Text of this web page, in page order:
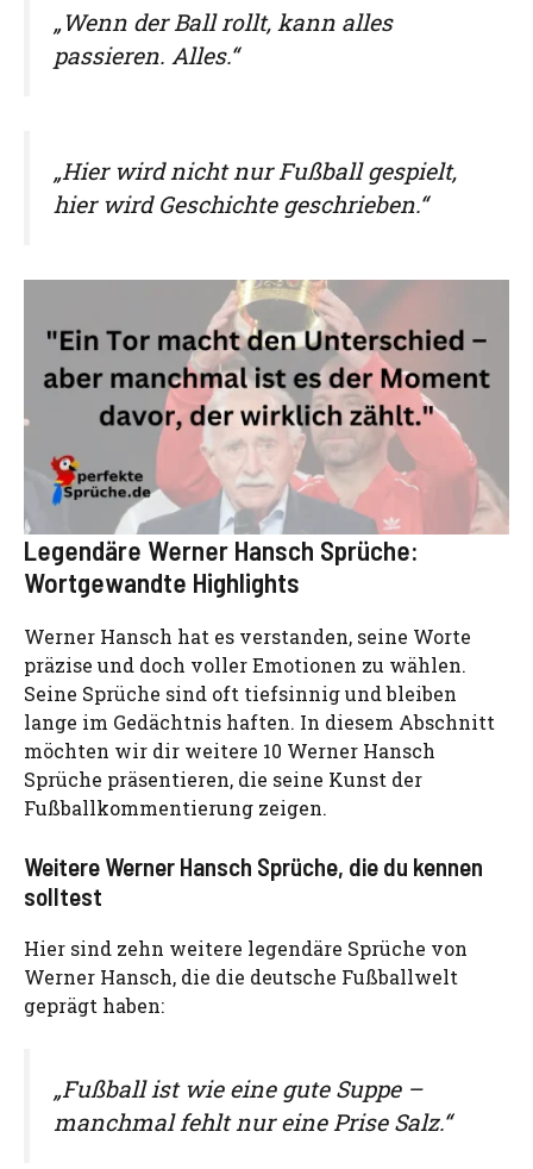
„Wenn der Ball rollt, kann alles
passieren. Alles.“
„Hier wird nicht nur Fußball gespielt,
hier wird Geschichte geschrieben.“
Legendäre Werner Hansch Sprüche:
Wortgewandte Highlights
Werner Hansch hat es verstanden, seine Worte
präzise und doch voller Emotionen zu wählen.
Seine Sprüche sind oft tiefsinnig und bleiben
lange im Gedächtnis haften. In diesem Abschnitt
möchten wir dir weitere 10 Werner Hansch
Sprüche präsentieren, die seine Kunst der
Fußballkommentierung zeigen.
Weitere Werner Hansch Sprüche, die du kennen
solltest
Hier sind zehn weitere legendäre Sprüche von
Werner Hansch, die die deutsche Fußballwelt
geprägt haben:
„Fußball ist wie eine gute Suppe –
manchmal fehlt nur eine Prise Salz.“